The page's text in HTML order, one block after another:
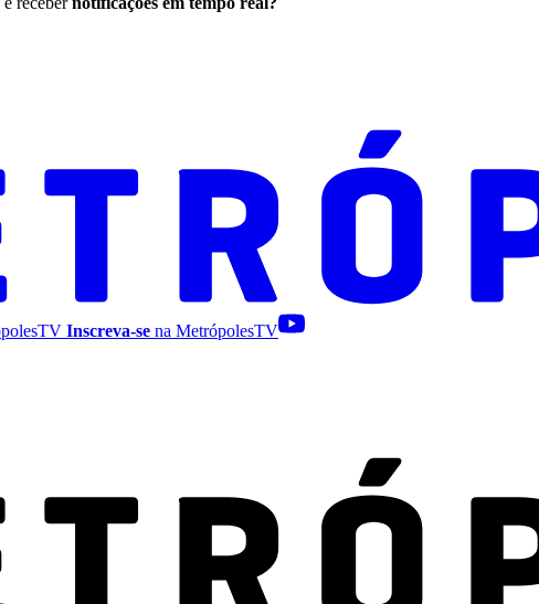
Inscreva-se na MetrópolesTV